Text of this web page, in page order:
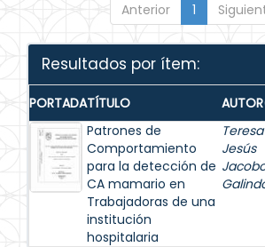
Anterior 1
Resultados por ítem:
PORTADATÍTULO
Patrones de
Comportamiento
para la detección de
CA mamario en
Trabajadoras de una
institución
hospitalaria
Jesús